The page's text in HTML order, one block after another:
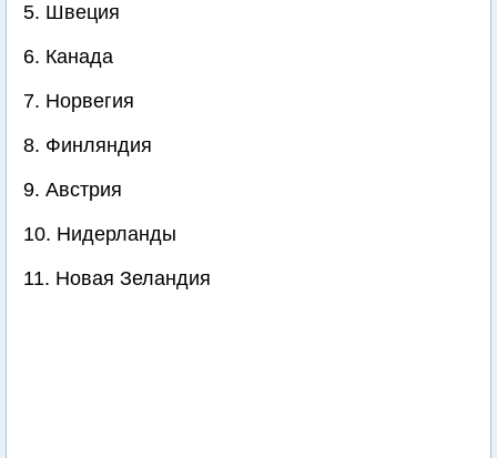
5. Швеция
6. Канада
7. Норвегия
8. Финляндия
9. Австрия
10. Нидерланды
11. Новая Зеландия